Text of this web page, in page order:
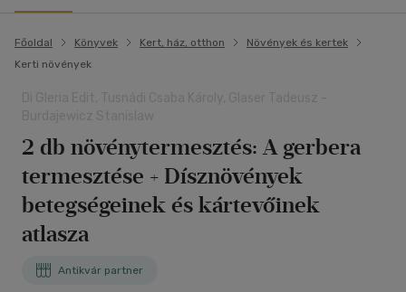
Főoldal Könyvek Kert, ház, otthon
Növények és kertek
Kerti növények
2 db növénytermesztés: A gerbera
termesztése + Dísznövények
betegségeinek és kártevőinek
atlasza
Antikvár partner